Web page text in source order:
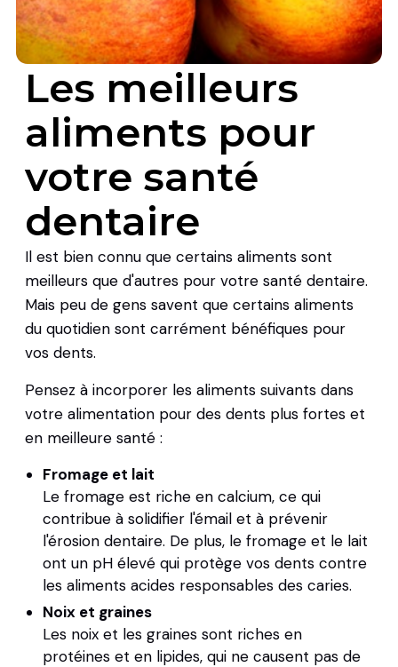
Les meilleurs
aliments pour
votre santé
dentaire
Il est bien connu que certains aliments sont
meilleurs que d'autres pour votre santé dentaire.
Mais peu de gens savent que certains aliments
du quotidien sont carrément bénéfiques pour
vos dents.
Pensez à incorporer les aliments suivants dans
votre alimentation pour des dents plus fortes et
en meilleure santé :
Fromage et lait
Le fromage est riche en calcium, ce qui
contribue à solidifier l'émail et à prévenir
l'érosion dentaire. De plus, le fromage et le lait
ont un pH élevé qui protège vos dents contre
les aliments acides responsables des caries.
Noix et graines
Les noix et les graines sont riches en
protéines et en lipides, qui ne causent pas de